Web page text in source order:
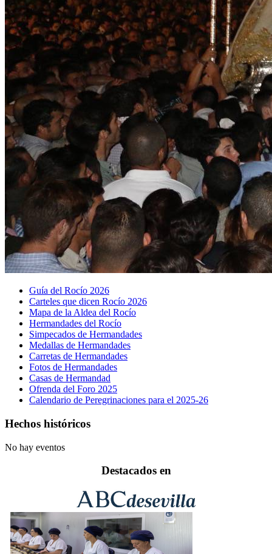
Guía del Rocío 2026
Carteles que dicen Rocío 2026
Mapa de la Aldea del Rocío
Hermandades del Rocío
Simpecados de Hermandades
Medallas de Hermandades
Carretas de Hermandades
Fotos de Hermandades
Casas de Hermandad
Ofrenda del Foro 2025
Calendario de Peregrinaciones para el 2025-26
Hechos históricos
No hay eventos
Destacados en